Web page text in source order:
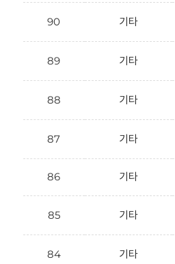
90 기타
89 기타
88 기타
87 기타
86 기타
85 기타
84 기타